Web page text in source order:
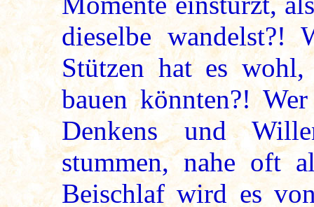
dieselbe wandelst?!
Stützen hat es
bauen könnten?!
Denkens und
stummen, nahe oft
Beischlaf wird es